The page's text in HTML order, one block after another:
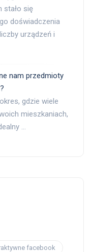
stało się
doświadczenia
urządzeń i
nam przedmioty
gdzie wiele
mieszkaniach,
…
facebook